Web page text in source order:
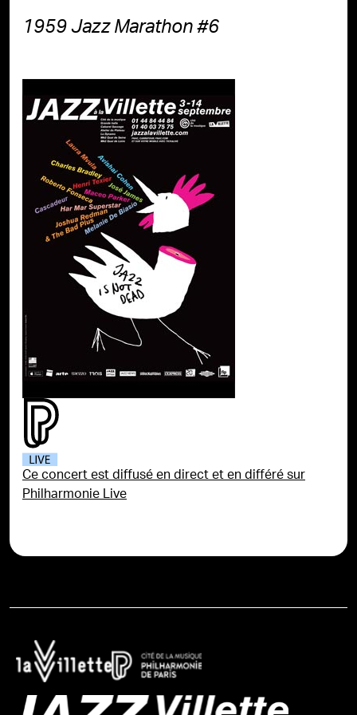
1959 Jazz Marathon #6
Ce concert est diffusé en direct et en différé sur
Philharmonie Live